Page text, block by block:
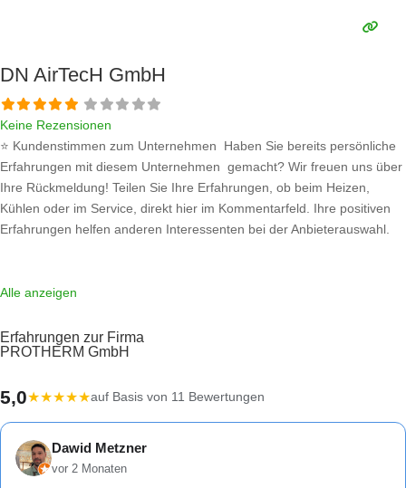
DN AirTecH GmbH
Keine Rezensionen
⭐ Kundenstimmen zum Unternehmen Haben Sie bereits persönliche
Erfahrungen mit diesem Unternehmen gemacht? Wir freuen uns über
Ihre Rückmeldung! Teilen Sie Ihre Erfahrungen, ob beim Heizen,
Kühlen oder im Service, direkt hier im Kommentarfeld. Ihre positiven
Erfahrungen helfen anderen Interessenten bei der Anbieterauswahl.
Alle anzeigen
Erfahrungen zur Firma
PROTHERM GmbH
5,0★★★★★auf Basis von 11 Bewertungen
Dawid Metzner
vor 2 Monaten